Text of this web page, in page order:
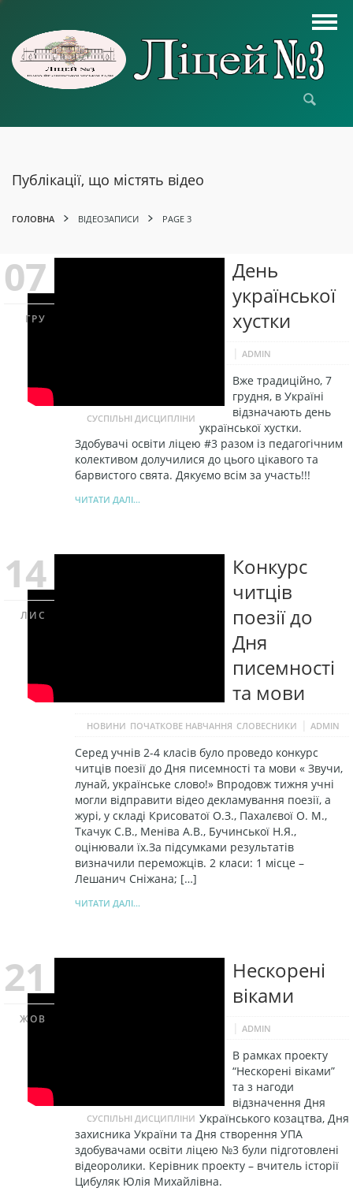
Публікації, що містять відео
ГОЛОВНА ВІДЕОЗАПИСИ PAGE 3
07
ГРУ
День
української
хустки
СУСПІЛЬНІ ДИСЦИПЛІНИ
ADMIN
Вже традиційно, 7
грудня, в Україні
відзначають день
української хустки.
Здобувачі освіти ліцею #3 разом із педагогічним
колективом долучилися до цього цікавого та
барвистого свята. Дякуємо всім за участь!!!
ЧИТАТИ ДАЛІ...
14
ЛИС
Конкурс
читців
поезії до
Дня
писемності
та мови
НОВИНИ ПОЧАТКОВЕ НАВЧАННЯ СЛОВЕСНИКИ ADMIN
Серед учнів 2-4 класів було проведо конкурс
читців поезії до Дня писемності та мови « Звучи,
лунай, українське слово!» Впродовж тижня учні
могли відправити відео декламування поезії, а
журі, у складі Крисоватої О.З., Пахалєвої О. М.,
Ткачук С.В., Меніва А.В., Бучинської Н.Я.,
оцінювали їх.За підсумками результатів
визначили переможців. 2 класи: 1 місце –
Лешанич Сніжана; […]
ЧИТАТИ ДАЛІ...
21
ЖОВ
Нескорені
віками
СУСПІЛЬНІ ДИСЦИПЛІНИ
ADMIN
В рамках проекту
“Нескорені віками”
та з нагоди
відзначення Дня
Українського козацтва, Дня
захисника України та Дня створення УПА
здобувачами освіти ліцею №3 були підготовлені
відеоролики. Керівник проекту – вчитель історії
Цибуляк Юлія Михайлівна.